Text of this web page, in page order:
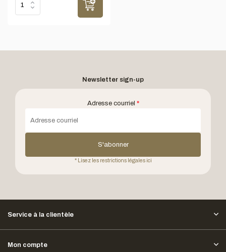
Newsletter sign-up
Adresse courriel *
S'abonner
* Lisez les restrictions légales ici
Service à la clientèle
Mon compte